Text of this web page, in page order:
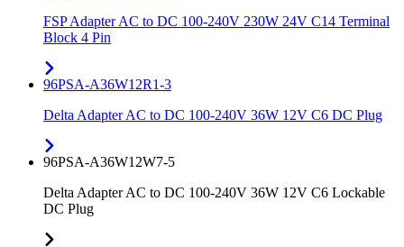
FSP Adapter AC to DC 100-240V 230W 24V C14 Terminal
Block 4 Pin
96PSA-A36W12R1-3
Delta Adapter AC to DC 100-240V 36W 12V C6 DC Plug
96PSA-A36W12W7-5
Delta Adapter AC to DC 100-240V 36W 12V C6 Lockable
DC Plug